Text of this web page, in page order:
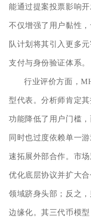
能通过提案投票影响
不仅增强了用户黏性
队计划将其引入更多
支付与身份验证体系。
行业评价方面，
型代表。分析师肯定
功能降低了用户门槛
同时也过度依赖单一
速拓展外部合作。市
优化底层协议并扩大
领域跻身头部；反之
边缘化。其三代币模